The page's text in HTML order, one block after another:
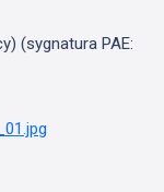
(sygnatura PAE: